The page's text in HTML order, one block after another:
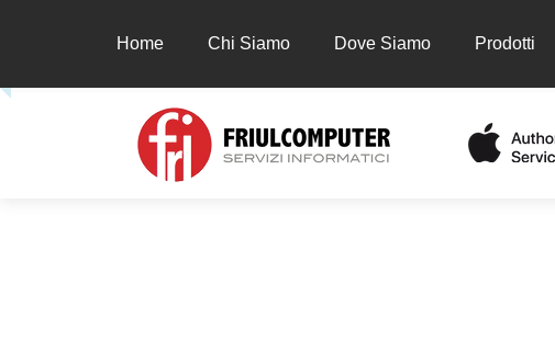
Chi Siamo Dove Siamo Prodotti
Home Chi Siamo Dove Siamo Prodotti